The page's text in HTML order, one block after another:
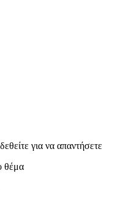
για να απαντήσετε
θέμα